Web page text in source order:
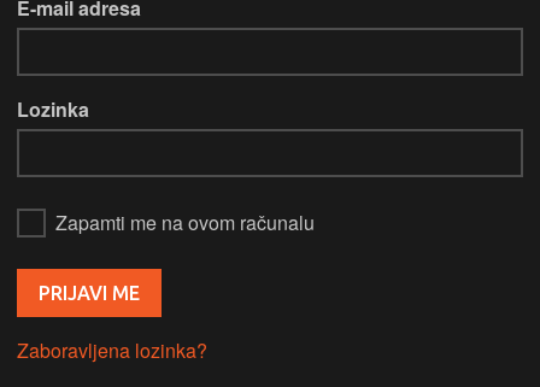
E-mail adresa
Lozinka
Zapamti me na ovom računalu
Zaboravljena lozinka?